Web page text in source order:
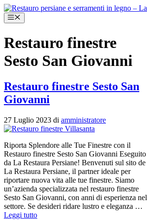
Vai
al
contenuto
Menu
Restauro finestre
Sesto San Giovanni
Restauro finestre Sesto San
Giovanni
27 Luglio 2023 di amministratore
Riporta Splendore alle Tue Finestre con il
Restauro finestre Sesto San Giovanni Eseguito
da La Restaura Persiane! Benvenuti sul sito de
La Restaura Persiane, il partner ideale per
riportare nuova vita alle tue finestre. Siamo
un’azienda specializzata nel restauro finestre
Sesto San Giovanni, con anni di esperienza nel
settore. Se desideri ridare lustro e eleganza …
Leggi tutto